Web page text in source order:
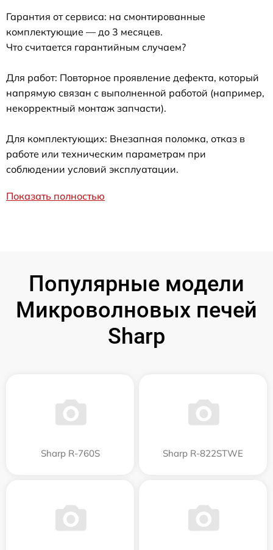
Гарантия от сервиса: на смонтированные
комплектующие — до 3 месяцев.
Что считается гарантийным случаем?
Для работ: Повторное проявление дефекта, который
напрямую связан с выполненной работой (например,
некорректный монтаж запчасти).
Для комплектующих: Внезапная поломка, отказ в
работе или техническим параметрам при
соблюдении условий эксплуатации.
Показать полностью
Популярные модели
Микроволновых печей
Sharp
Sharp R-760S Sharp R-822STWE